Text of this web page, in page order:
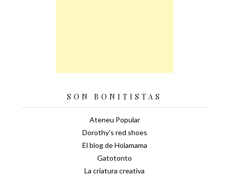
SON BONITISTAS
Ateneu Popular
Dorothy's red shoes
El blog de Holamama
Gatotonto
La criatura creativa